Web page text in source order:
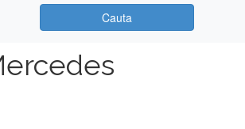
Cauta